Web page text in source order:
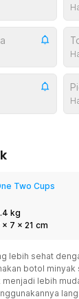
Two Cups
kg
x 7 x 21 cm
lebih sehat
botol minyak
lebih